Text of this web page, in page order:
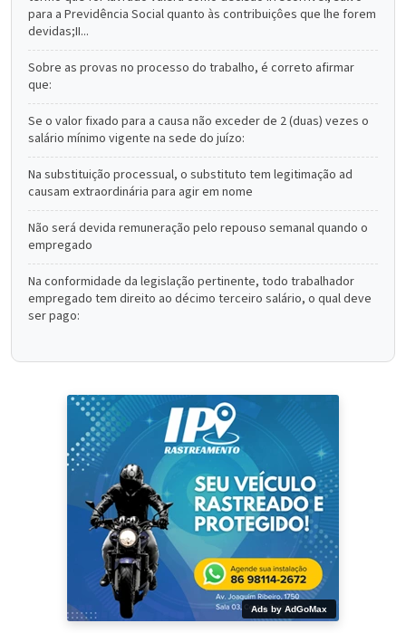
para a Previdência Social quanto às contribuiçôes que lhe forem
devidas;II...
Sobre as provas no processo do trabalho, é correto afirmar
que:
Se o valor fixado para a causa não exceder de 2 (duas) vezes o
salário mínimo vigente na sede do juízo:
Na substituição processual, o substituto tem legitimação ad
causam extraordinária para agir em nome
Não será devida remuneração pelo repouso semanal quando o
empregado
Na conformidade da legislação pertinente, todo trabalhador
empregado tem direito ao décimo terceiro salário, o qual deve
ser pago:
Ads by AdGoMax